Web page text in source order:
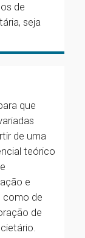
de
seja
que
de uma
teórico
e
como de
de